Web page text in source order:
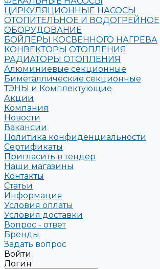
ЦИРКУЛЯЦИОННЫЕ НАСОСЫ
ОТОПИТЕЛЬНОЕ И ВОДОГРЕЙНОЕ
ОБОРУДОВАНИЕ
БОЙЛЕРЫ КОСВЕННОГО НАГРЕВА
КОНВЕКТОРЫ ОТОПЛЕНИЯ
РАДИАТОРЫ ОТОПЛЕНИЯ
Алюминиевые секционные
Биметаллические секционные
ТЭНЫ и Комплектующие
Акции
Компания
Новости
Вакансии
Политика конфиденциальности
Сертификаты
Пригласить в тендер
Наши магазины
Контакты
Статьи
Информация
Условия оплаты
Условия доставки
Вопрос - ответ
Бренды
Задать вопрос
Войти
Логин